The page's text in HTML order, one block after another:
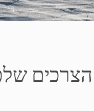
הצרכים